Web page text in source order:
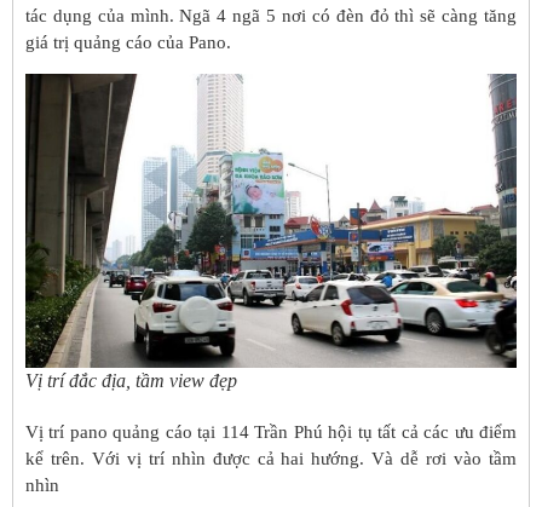
tác dụng của mình. Ngã 4 ngã 5 nơi có đèn đỏ thì sẽ càng tăng
giá trị quảng cáo của Pano.
Vị trí đắc địa, tầm view đẹp
Vị trí pano quảng cáo tại 114 Trần Phú hội tụ tất cả các ưu điểm
kể trên. Với vị trí nhìn được cả hai hướng. Và dễ rơi vào tầm
nhìn